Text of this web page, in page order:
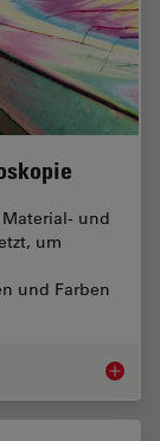
und
um
und Farben
Das